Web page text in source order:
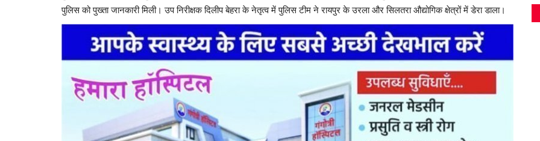
पुलिस को पुख्ता जानकारी मिली। उप निरीक्षक दिलीप बेहरा के नेतृत्व में पुलिस टीम ने रायपुर के उरला और सिलतरा औद्योगिक क्षेत्रों में डेरा डाला।